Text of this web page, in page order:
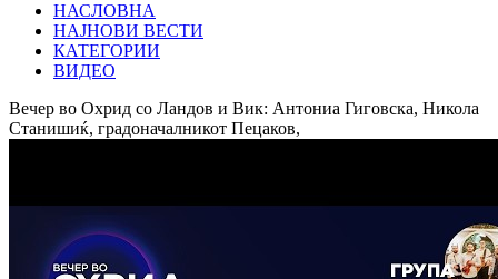
НАСЛОВНА
НАЈНОВИ ВЕСТИ
КАТЕГОРИИ
ВИДЕО
Вечер во Охрид со Ландов и Вик: Антониа Гиговска, Никола
Станишиќ, градоначалникот Пецаков,